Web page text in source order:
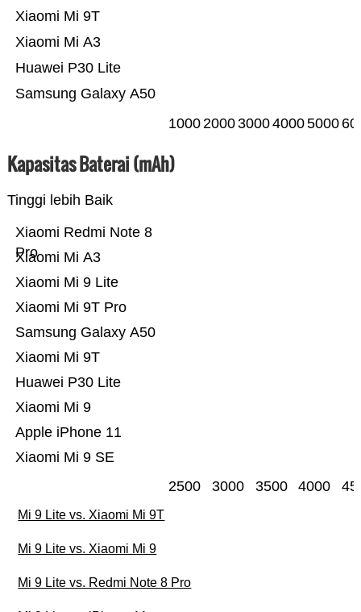
Samsung Galaxy A50
Huawei P30 Lite
Xiaomi Mi A3
Xiaomi Mi 9T
10002000300040005000
Kapasitas Baterai (mAh)
Tinggi lebih Baik
Xiaomi Mi 9 SE
Apple iPhone 11
Xiaomi Mi 9
Huawei P30 Lite
Xiaomi Mi 9T
Samsung Galaxy A50
Xiaomi Mi 9T Pro
Xiaomi Mi 9 Lite
Xiaomi Mi A3
Xiaomi Redmi Note 8
Pro
2500 3000 3500 4000
Mi 9 Lite vs. Xiaomi Mi 9T
Mi 9 Lite vs. Xiaomi Mi 9
Mi 9 Lite vs. Redmi Note 8 Pro